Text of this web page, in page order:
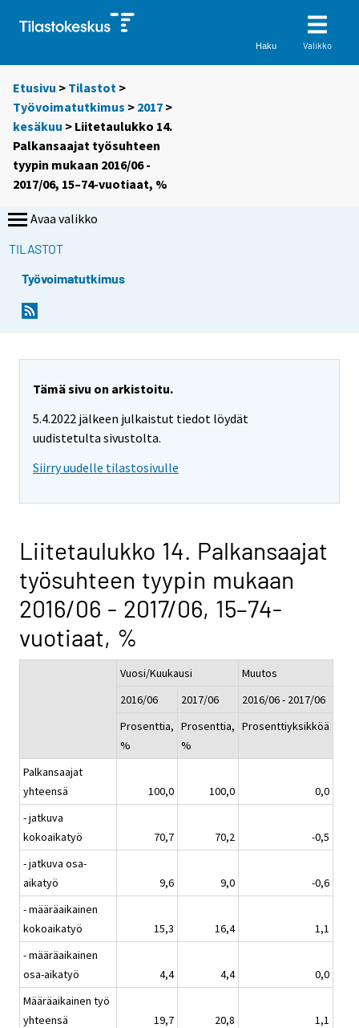
Haku Valikko
Etusivu > Tilastot >
Työvoimatutkimus > 2017 >
kesäkuu > Liitetaulukko 14.
Palkansaajat työsuhteen
tyypin mukaan 2016/06 -
2017/06, 15–74-vuotiaat, %
Avaa valikko
TILASTOT
Työvoimatutkimus
Tämä sivu on arkistoitu.
5.4.2022 jälkeen julkaistut tiedot löydät
uudistetulta sivustolta.
Siirry uudelle tilastosivulle
Liitetaulukko 14. Palkansaajat
työsuhteen tyypin mukaan
2016/06 - 2017/06, 15–74-
vuotiaat, %
Vuosi/Kuukausi
Muutos
2016/06
2017/06
2016/06 - 2017/06
Prosenttia,
%
Prosenttia,
%
Prosenttiyksikköä
Palkansaajat
yhteensä
100,0 100,0
0,0
- jatkuva
kokoaikatyö
70,7 70,2
-0,5
- jatkuva osa-
aikatyö
9,6 9,0
-0,6
- määräaikainen
kokoaikatyö
15,3 16,4
1,1
- määräaikainen
osa-aikatyö
4,4 4,4
0,0
Määräaikainen työ
yhteensä
19,7 20,8
1,1